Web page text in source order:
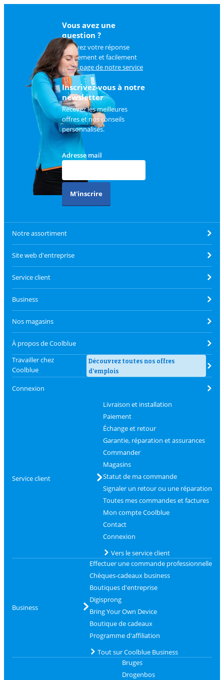
Vous avez une
question ?
Trouvez votre réponse
rapidement et facilement
surla page de notre service
client.
Inscrivez-vous à notre
newsletter
Recevez les meilleures
offres et nos conseils
personnalisés.
Adresse mail
M'inscrire
Notre assortiment
Site web d'entreprise
Service client
Business
Nos magasins
À propos de Coolblue
Travailler chez
Coolblue
Découvrez toutes nos offres
d'emplois
Connexion
Service client
Livraison et installation
Paiement
Échange et retour
Garantie, réparation et assurances
Commander
Magasins
Statut de ma commande
Signaler un retour ou une réparation
Toutes mes commandes et factures
Mon compte Coolblue
Contact
Connexion
Vers le service client
Business
Effectuer une commande professionnelle
Chèques-cadeaux business
Boutiques d'entreprise
Digisprong
Bring Your Own Device
Boutique de cadeaux
Programme d'affiliation
Tout sur Coolblue Business
Bruges
Drogenbos